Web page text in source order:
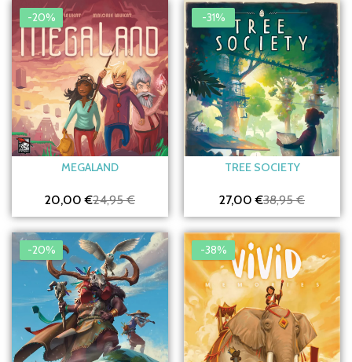
-20%
MEGALAND
20,00 €24,95 €
-31%
TREE SOCIETY
27,00 €38,95 €
-20% -38%